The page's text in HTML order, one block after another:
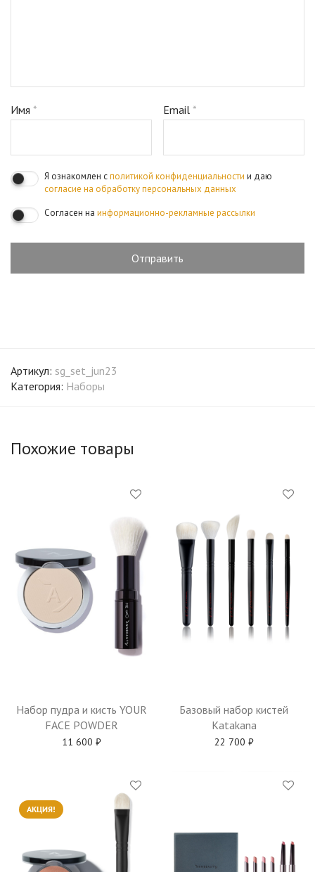
Имя * Email*
Я ознакомлен сполитикой конфиденциальности и даю
согласие на обработку персональных данных
Согласен на информационно-рекламные рассылки
Артикул: sg_set_jun23
Категория: Наборы
Похожие товары
Набор пудра и кисть YOUR
FACE POWDER
11 600 ₽
Базовый набор кистей
Katakana
22 700 ₽
АКЦИЯ!